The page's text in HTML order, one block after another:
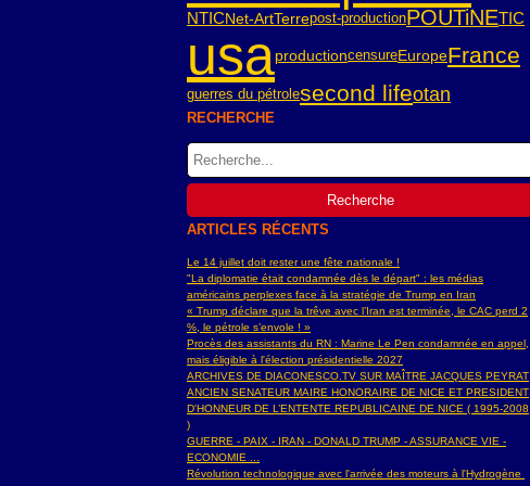
NTICNet-ArtTerrepost-productionPOUTiNETIC
usaproductioncensureEuropeFrance
guerres du pétrolesecond lifeotan
RECHERCHE
ARTICLES RÉCENTS
Le 14 juillet doit rester une fête nationale !
"La diplomatie était condamnée dès le départ" : les médias
américains perplexes face à la stratégie de Trump en Iran
« Trump déclare que la trêve avec l’Iran est terminée, le CAC perd 2
%, le pétrole s’envole ! »
Procès des assistants du RN : Marine Le Pen condamnée en appel,
mais éligible à l'élection présidentielle 2027
ARCHIVES DE DIACONESCO.TV SUR MAÎTRE JACQUES PEYRAT
ANCIEN SENATEUR MAIRE HONORAIRE DE NICE ET PRESIDENT
D'HONNEUR DE L’ENTENTE REPUBLICAINE DE NICE ( 1995-2008
)
GUERRE - PAIX - IRAN - DONALD TRUMP - ASSURANCE VIE -
ECONOMIE ...
Révolution technologique avec l'arrivée des moteurs à l'Hydrogène